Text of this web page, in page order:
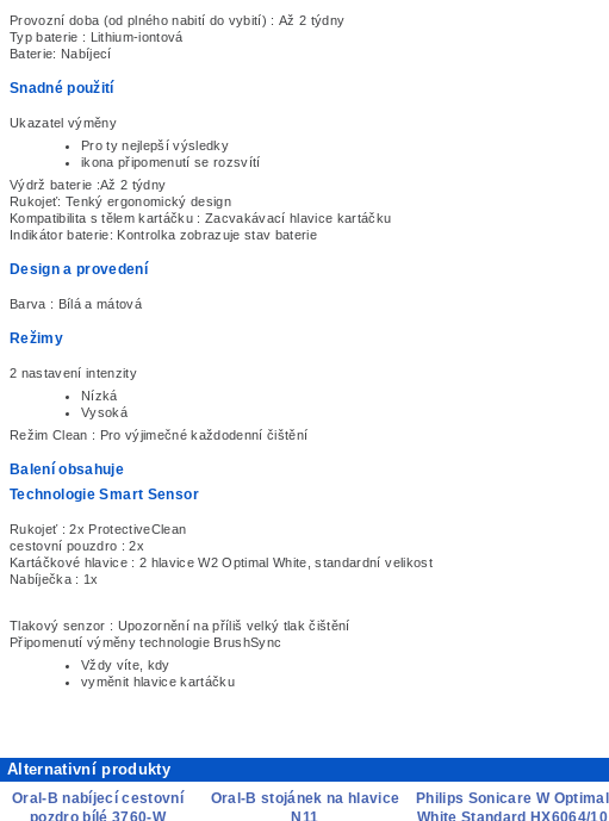
Provozní doba (od plného nabití do vybití) :Až 2 týdny
Typ baterie :
Lithium-iontová
Baterie: Nabíjecí
Snadné použití
Ukazatel výměny
Pro ty nejlepší výsledky
ikona připomenutí se rozsvítí
Výdrž baterie :Až 2 týdny
Rukojeť:Tenký ergonomický design
Kompatibilita s tělem kartáčku :Zacvakávací hlavice kartáčku
Indikátor baterie: Kontrolka zobrazuje stav baterie
Design a provedení
Barva : Bílá a mátová
Režimy
2 nastavení intenzity
Nízká
Vysoká
Režim Clean : Pro výjimečné každodenní čištění
Balení obsahuje
Technologie Smart Sensor
Rukojeť :2x ProtectiveClean
cestovní pouzdro :2x
Kartáčkové hlavice :2 hlavice W2 Optimal White, standardní velikost
Nabíječka : 1x
Tlakový senzor : Upozornění na příliš velký tlak čištění
Připomenutí výměny technologie BrushSync
Vždy víte, kdy
vyměnit hlavice kartáčku
Alternativní produkty
Oral-B nabíjecí cestovní
Oral-B stojánek na hlavice
Philips Sonicare W Optimal